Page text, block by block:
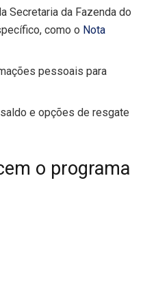
Secretaria da Fazenda do
como o Nota
pessoais para
e opções de resgate
o programa